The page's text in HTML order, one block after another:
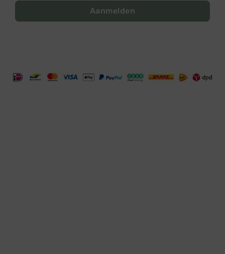
Aanmelden